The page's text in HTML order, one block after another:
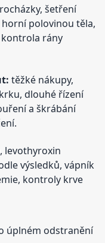
šetření
polovinou těla,
rány
těžké nákupy,
dlouhé řízení
a škrábání
levothyroxin
výsledků, vápník
kontroly krve
úplném odstranění